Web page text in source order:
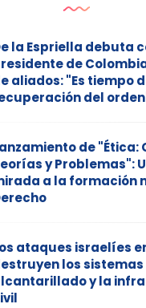
la Espriella debuta
de
aliados: "Es tiempo
del
de "Ética:
y Problemas":
a la formación
ataques israelíes
los sistemas
y la